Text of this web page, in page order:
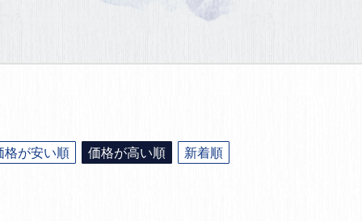
格が安い順 価格が高い順 新着順